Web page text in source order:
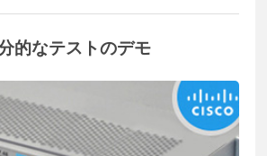
的なテストのデモ